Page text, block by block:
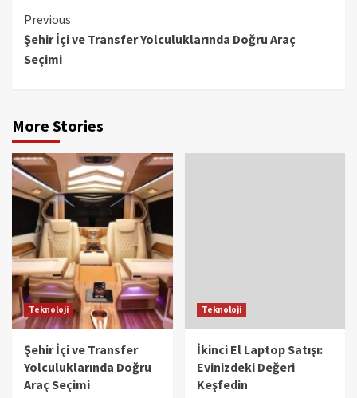
Continue
Reading
Previous
Şehir İçi ve Transfer Yolculuklarında Doğru Araç
Seçimi
More Stories
Teknoloji
Şehir İçi ve Transfer
Yolculuklarında Doğru
Araç Seçimi
Teknoloji
İkinci El Laptop Satışı:
Evinizdeki Değeri
Keşfedin